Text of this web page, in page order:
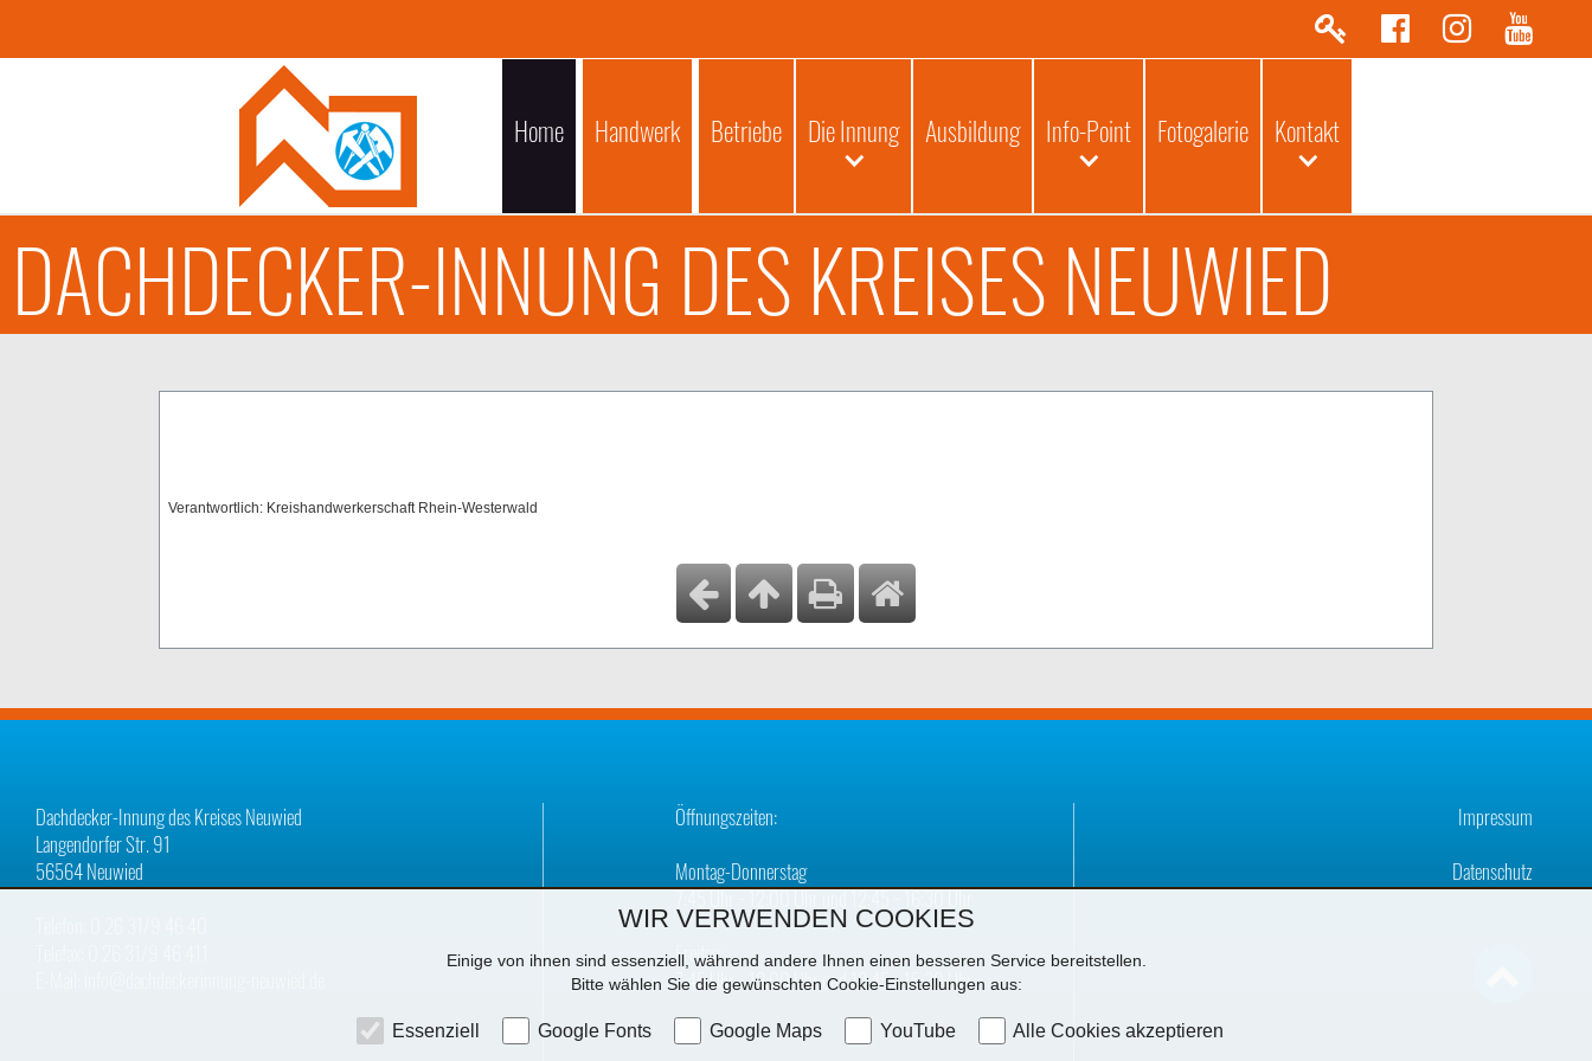
Home Handwerk Betriebe Die Innung Ausbildung Info-Point Fotogalerie Kontakt
DACHDECKER-INNUNG DES KREISES NEUWIED
Verantwortlich: Kreishandwerkerschaft Rhein-Westerwald
Dachdecker-Innung des Kreises Neuwied
Langendorfer Str. 91
56564 Neuwied
Öffnungszeiten:
Montag-Donnerstag
7:45 Uhr − 12:00 Uhr und 12:45 − 16:30 Uhr
Freitag
7:45 Uhr − 12:00 Uhr und 12:45 − 15:30 Uhr
Impressum
Datenschutz
WIR VERWENDEN COOKIES
Einige von ihnen sind essenziell, während andere Ihnen einen besseren Service bereitstellen.
Bitte wählen Sie die gewünschten Cookie-Einstellungen aus:
Essenziell Google Fonts Google Maps YouTube Alle Cookies akzeptieren